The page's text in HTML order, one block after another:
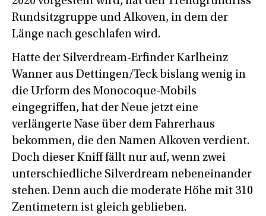
Rundsitzgruppe und Alkoven, in dem der
Länge nach geschlafen wird.
Hatte der Silverdream-Erfinder Karlheinz
Wanner aus Dettingen/Teck bislang wenig in
die Urform des Monocoque-Mobils
eingegriffen, hat der Neue jetzt eine
verlängerte Nase über dem Fahrerhaus
bekommen, die den Namen Alkoven verdient.
Doch dieser Kniff fällt nur auf, wenn zwei
unterschiedliche Silverdream nebeneinander
stehen. Denn auch die moderate Höhe mit 310
Zentimetern ist gleich geblieben.